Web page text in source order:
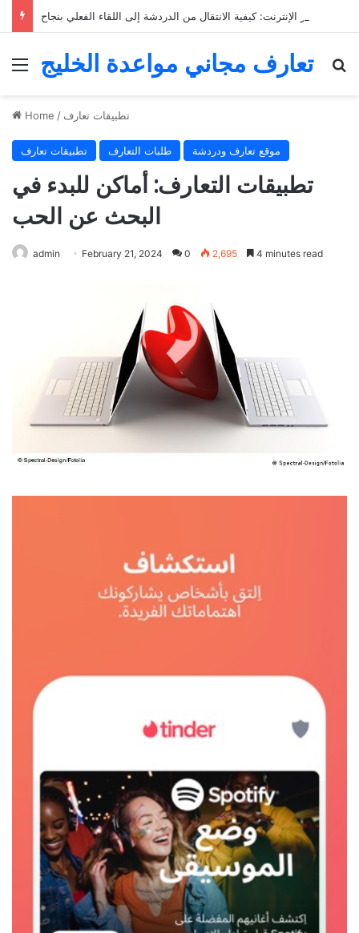
Menu
تعارف مجاني مواعدة الخليج
Home / تطبيقات تعارف
تطبيقات تعارف طلبات التعارف موقع تعارف ودردشة
تطبيقات التعارف: أماكن للبدء في
البحث عن الحب
admin February 21, 2024 0 2,695 4 minutes read